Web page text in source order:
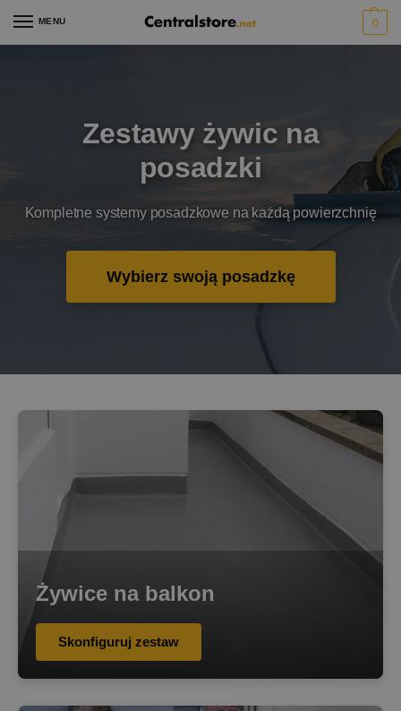
MENU 0
Zestawy żywic na
posadzki
Kompletne systemy posadzkowe na każdą powierzchnię
Wybierz swoją posadzkę
Żywice na balkon
Skonfiguruj zestaw